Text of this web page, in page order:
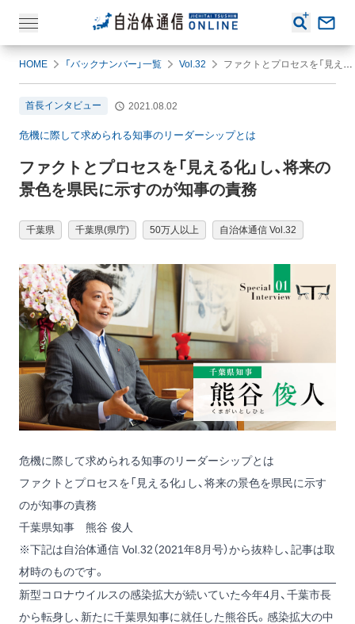
HOME 「バックナンバー」一覧 Vol.32 ファクトとプロセスを「見える化」し、将来の景色を県民に示すのが知事の責務
首長インタビュー 2021.08.02
危機に際して求められる知事のリーダーシップとは
ファクトとプロセスを「見える化」し、将来の
景色を県民に示すのが知事の責務
千葉県 千葉県(県庁) 50万人以上 自治体通信 Vol.32
危機に際して求められる知事のリーダーシップとは
ファクトとプロセスを「見える化」し、将来の景色を県民に示す
のが知事の責務
千葉県知事 熊谷 俊人
※下記は自治体通信 Vol.32（2021年8月号）から抜粋し、記事は取
材時のものです。
新型コロナウイルスの感染拡大が続いていた今年4月、千葉市長
から転身し、新たに千葉県知事に就任した熊谷氏。感染拡大の中